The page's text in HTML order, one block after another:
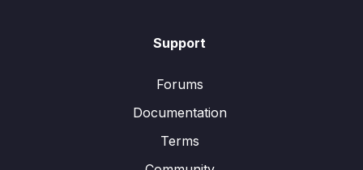
Support
Forums
Documentation
Terms